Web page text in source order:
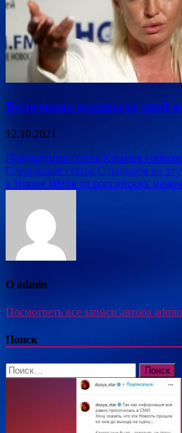
Волочкова раскрыла свой
12.10.2021
Навигация
по
Предыдущая статья Крымов
Следующая статья С пальцем во
к Ирине Шейк от российских
О admin
Посмотреть все записи автора
Поиск
Найти: